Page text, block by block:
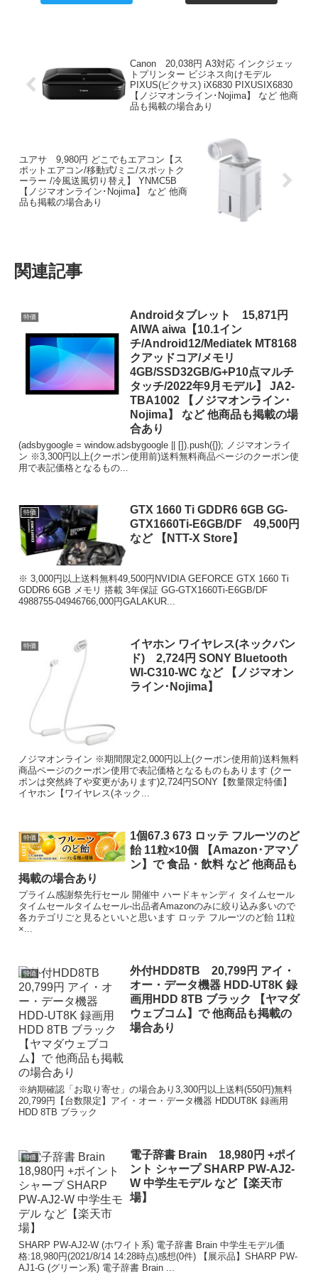
Canon 20,038円 A3対応 インクジェッ
トプリンター ビジネス向けモデル
PIXUS(ピクサス) iX6830 PIXUSIX6830
【ノジマオンライン･Nojima】 など 他商
品も掲載の場合あり
ユアサ 9,980円 どこでもエアコン【ス
ポットエアコン/移動式/ミニ/スポットク
ーラー /冷風送風切り替え】 YNMC5B
【ノジマオンライン･Nojima】 など 他商
品も掲載の場合あり
関連記事
特価
Androidタブレット 15,871円
AIWA aiwa【10.1イン
チ/Android12/Mediatek MT8168
クアッドコア/メモリ
4GB/SSD32GB/G+P10点マルチ
タッチ/2022年9月モデル】 JA2-
TBA1002 【ノジマオンライン･
Nojima】 など 他商品も掲載の場
合あり
(adsbygoogle = window.adsbygoogle || []).push({}); ノジマオンライ
ン ※3,300円以上(クーポン使用前)送料無料商品ページのクーポン使
用で表記価格となるもの...
特価
GTX 1660 Ti GDDR6 6GB GG-
GTX1660Ti-E6GB/DF 49,500円
など 【NTT-X Store】
※ 3,000円以上送料無料49,500円NVIDIA GEFORCE GTX 1660 Ti
GDDR6 6GB メモリ 搭載 3年保証 GG-GTX1660Ti-E6GB/DF
4988755-04946766,000円GALAKUR...
特価
イヤホン ワイヤレス(ネックバン
ド) 2,724円 SONY Bluetooth
WI-C310-WC など 【ノジマオン
ライン･Nojima】
ノジマオンライン ※期間限定2,000円以上(クーポン使用前)送料無料
商品ページのクーポン使用で表記価格となるものもあります (クー
ポンは突然終了や変更があります)2,724円SONY【数量限定特価】
イヤホン【ワイヤレス(ネック...
特価
1個67.3 673 ロッテ フルーツのど
飴 11粒×10個 【Amazon･アマゾ
ン】で 食品・飲料 など 他商品も
掲載の場合あり
プライム感謝祭先行セール 開催中 ハードキャンディ タイムセール
タイムセールタイムセール-出品者Amazonのみに絞り込み多いので
各カテゴリごと見るといいと思います ロッテ フルーツのど飴 11粒
×...
特価
外付HDD8TB 20,799円 アイ・
オー・データ機器 HDD-UT8K 録
画用HDD 8TB ブラック 【ヤマダ
ウェブコム】で 他商品も掲載の
場合あり
※納期確認「お取り寄せ」の場合あり3,300円以上送料(550円)無料
20,799円【台数限定】アイ・オー・データ機器 HDDUT8K 録画用
HDD 8TB ブラック
特価
電子辞書 Brain 18,980円 +ポイ
ント シャープ SHARP PW-AJ2-
W 中学生モデル など【楽天市
場】
SHARP PW-AJ2-W (ホワイト系) 電子辞書 Brain 中学生モデル価
格:18,980円(2021/8/14 14:28時点)感想(0件) 【展示品】SHARP PW-
AJ1-G (グリーン系) 電子辞書 Brain ...